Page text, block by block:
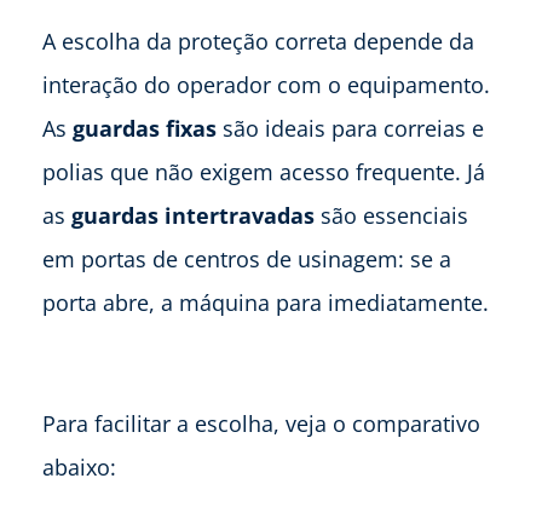
A escolha da proteção correta depende da
interação do operador com o equipamento.
As guardas fixas são ideais para correias e
polias que não exigem acesso frequente. Já
as guardas intertravadas são essenciais
em portas de centros de usinagem: se a
porta abre, a máquina para imediatamente.
Para facilitar a escolha, veja o comparativo
abaixo: